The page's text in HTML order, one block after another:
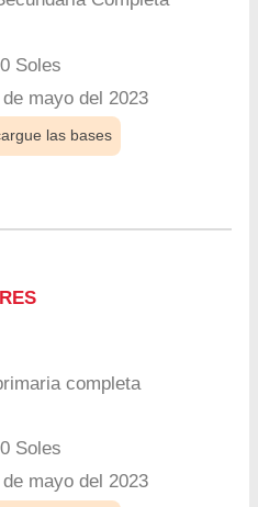
Soles
de mayo del 2023
las bases
completa
Soles
de mayo del 2023